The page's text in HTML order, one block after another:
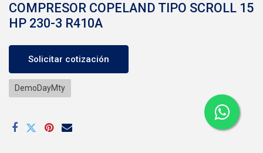
COMPRESOR COPELAND TIPO SCROLL 15
HP 230-3 R410A
Solicitar cotización
DemoDayMty